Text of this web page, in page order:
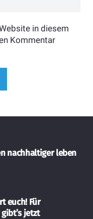
in diesem
Kommentar
nachhaltiger leben
euch! Für
jetzt